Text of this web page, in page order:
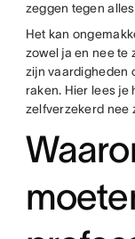
zeggen tegen
Het kan
zowel ja en nee te
zijn vaardigheden
raken. Hier lees je
zelfverzekerd nee